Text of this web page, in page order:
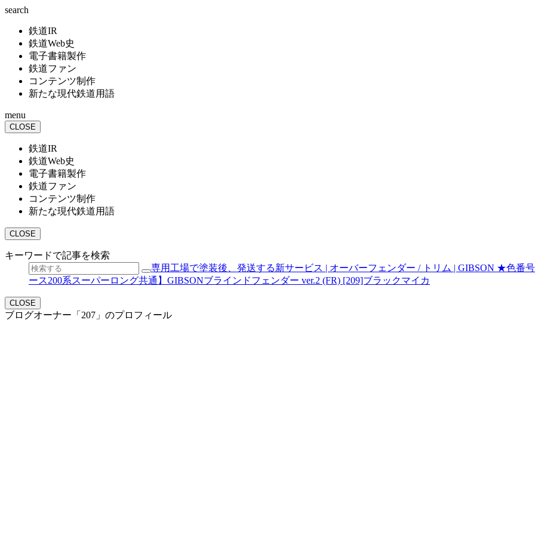
search
鉄道IR
鉄道Web史
電子書籍製作
鉄道ファン
コンテンツ制作
新たな現代鉄道用語
menu
CLOSE
鉄道IR
鉄道Web史
電子書籍製作
鉄道ファン
コンテンツ制作
新たな現代鉄道用語
CLOSE
キーワードで記事を検索
専用工場で塗装後、発送する新サービス | オーバーフェンダー / トリム | GIBSON ★色番
ース200系スーパーロング共通】GIBSONブラインドフェンダー ver.2 (FR) [209]ブラックマイカ
CLOSE
ブログオーナー「207」のプロフィール